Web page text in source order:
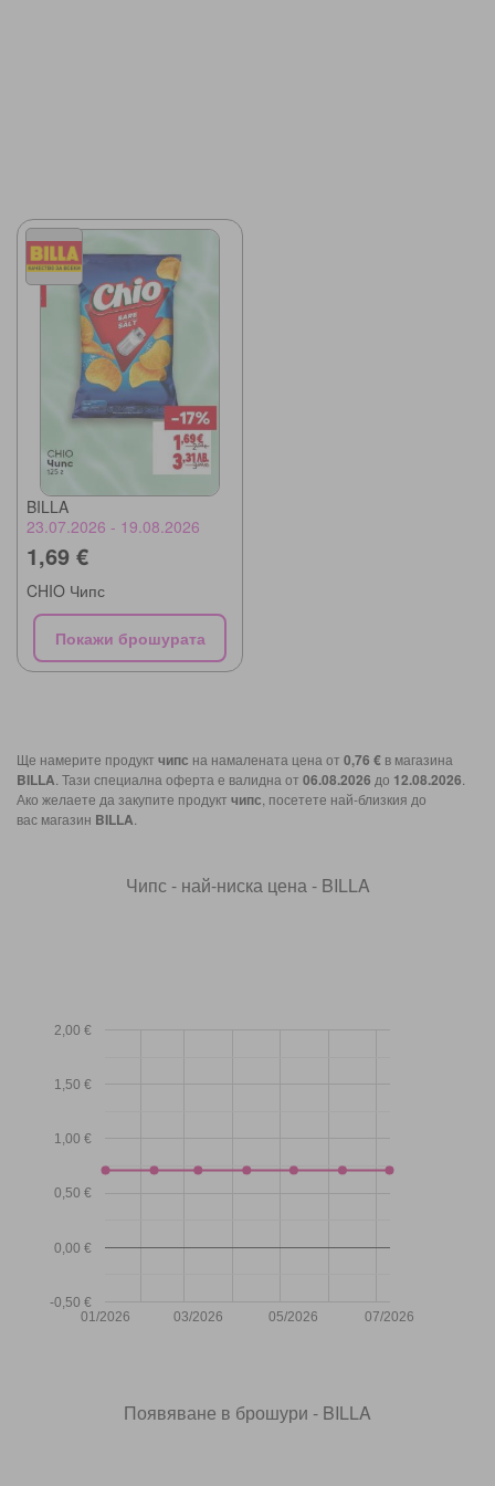
BILLA
23.07.2026 - 19.08.2026
1,69 €
CHIO Чипс
Покажи брошурата
Ще намерите продукт чипс на намалената цена от 0,76 € в магазина
BILLA. Тази специална оферта е валидна от 06.08.2026 до 12.08.2026.
Ако желаете да закупите продукт чипс, посетете най-близкия до
вас магазин BILLA.
Чипс - най-ниска цена - BILLA
01/2026 03/2026 05/2026 07/2026
-0,50 €
0,00 €
0,50 €
1,00 €
1,50 €
2,00 €
Появяване в брошури - BILLA